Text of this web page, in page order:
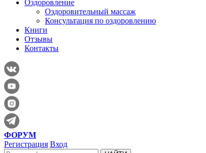
Оздоровление
Оздоровительный массаж
Консультация по оздоровлению
Книги
Отзывы
Контакты
ФОРУМ
Регистрация Вход